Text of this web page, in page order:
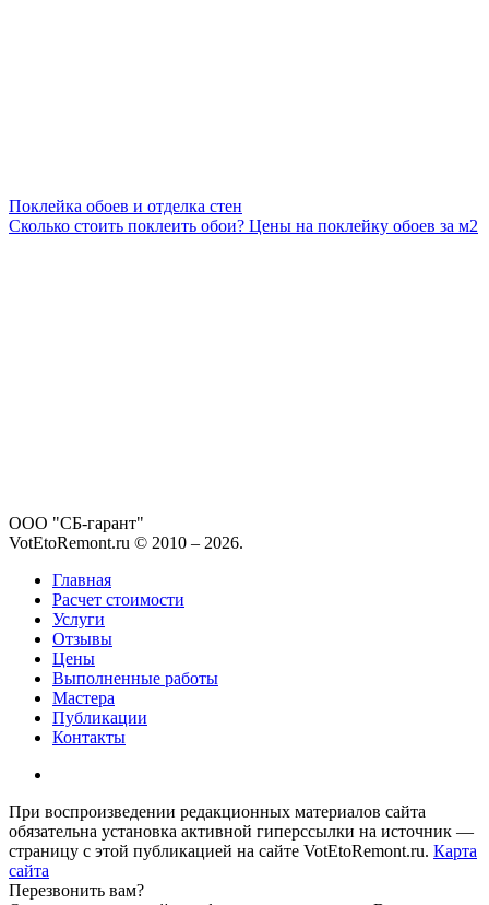
Поклейка обоев и отделка стен
Сколько стоить поклеить обои? Цены на поклейку обоев за м2
ООО "СБ-гарант"
VotEtoRemont.ru © 2010 – 2026.
Главная
Расчет стоимости
Услуги
Отзывы
Цены
Выполненные работы
Мастера
Публикации
Контакты
При воспроизведении редакционных материалов сайта
обязательна установка активной гиперссылки на источник —
страницу с этой публикацией на сайте VotEtoRemont.ru. Карта
сайта
Перезвонить вам?